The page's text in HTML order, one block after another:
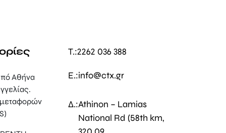
Αθήνα
T.:2262 036 388
E.:info@ctx.gr
Δ.:Athinon – Lamias
National Rd (58th km,